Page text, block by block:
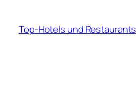
springen
Top-Hotels und Restaurants